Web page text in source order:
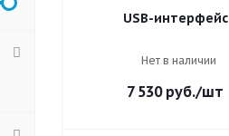
USB-интерфейс
Нет в наличии
7 530руб./шт